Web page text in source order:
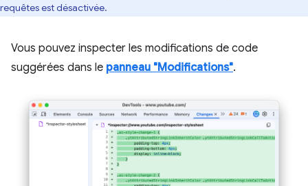
requêtes est désactivée.
Vous pouvez inspecter les modifications de code
suggérées dans le panneau "Modifications".